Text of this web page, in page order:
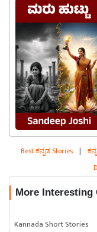
Best ಕನ್ನಡ Stories |
More Interesting
Kannada Short Stories